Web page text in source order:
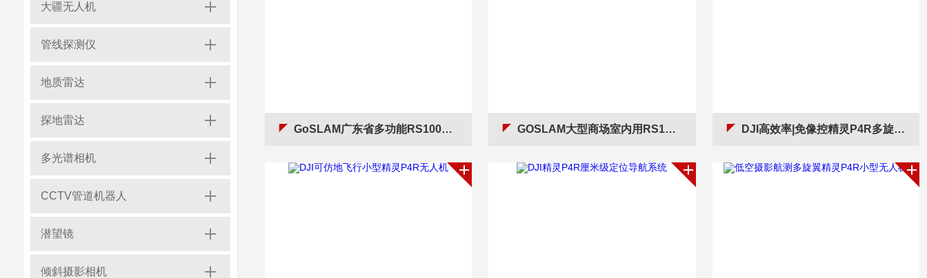
大疆无人机
管线探测仪
地质雷达
探地雷达
多光谱相机
CCTV管道机器人
潜望镜
倾斜摄影相机
GoSLAM广东省多功能RS100S 三维激光扫描仪 GOSLAM大型商场室内用RS100S三维激光扫描仪 DJI高效率|免像控精灵P4R多旋翼无人机